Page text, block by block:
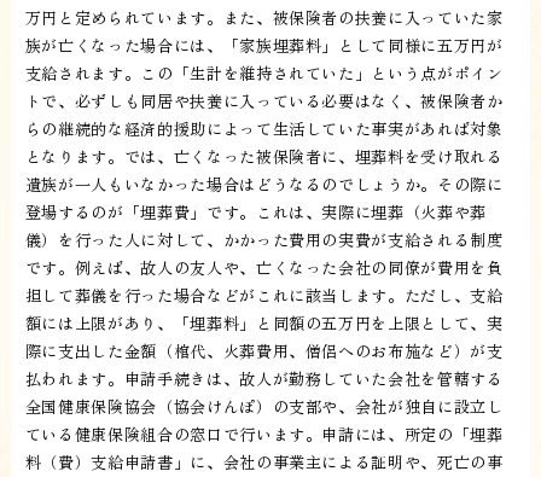
万円と定められています。また、被保険者の扶養に入っていた家
族が亡くなった場合には、「家族埋葬料」として同様に五万円が
支給されます。この「生計を維持されていた」という点がポイン
トで、必ずしも同居や扶養に入っている必要はなく、被保険者か
らの継続的な経済的援助によって生活していた事実があれば対象
となります。では、亡くなった被保険者に、埋葬料を受け取れる
遺族が一人もいなかった場合はどうなるのでしょうか。その際に
登場するのが「埋葬費」です。これは、実際に埋葬（火葬や葬
儀）を行った人に対して、かかった費用の実費が支給される制度
です。例えば、故人の友人や、亡くなった会社の同僚が費用を負
担して葬儀を行った場合などがこれに該当します。ただし、支給
額には上限があり、「埋葬料」と同額の五万円を上限として、実
際に支出した金額（棺代、火葬費用、僧侶へのお布施など）が支
払われます。申請手続きは、故人が勤務していた会社を管轄する
全国健康保険協会（協会けんぽ）の支部や、会社が独自に設立し
ている健康保険組合の窓口で行います。申請には、所定の「埋葬
料（費）支給申請書」に、会社の事業主による証明や、死亡の事